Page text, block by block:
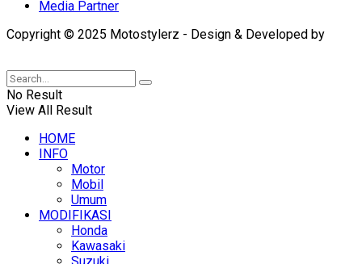
Media Partner
Copyright © 2025 Motostylerz - Design & Developed by
No Result
View All Result
HOME
INFO
Motor
Mobil
Umum
MODIFIKASI
Honda
Kawasaki